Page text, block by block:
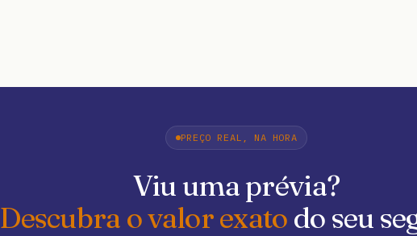
PREÇO REAL, NA HORA
Viu uma prévia?
Descubra o valor exato do seu